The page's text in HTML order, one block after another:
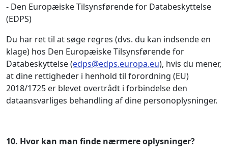
- Den Europæiske Tilsynsførende for Databeskyttelse
(EDPS)
Du har ret til at søge regres (dvs. du kan indsende en
klage) hos Den Europæiske Tilsynsførende for
Databeskyttelse (edps@edps.europa.eu), hvis du mener,
at dine rettigheder i henhold til forordning (EU)
2018/1725 er blevet overtrådt i forbindelse den
dataansvarliges behandling af dine personoplysninger.
10. Hvor kan man finde nærmere oplysninger?